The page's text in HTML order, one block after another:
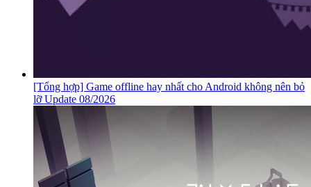
[Tổng hợp] Game offline hay nhất cho Android không nên bỏ
lỡ Update 08/2026